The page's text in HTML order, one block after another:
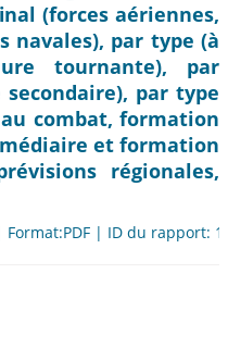
(forces aériennes,
navales), par type (à
tournante), par
par type
combat, formation
et formation
régionales,
| ID du rapport: